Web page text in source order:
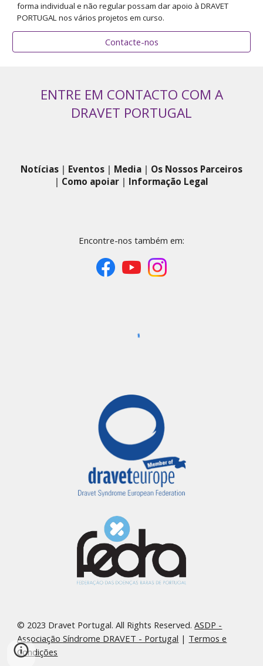
forma individual e não regular possam dar apoio à DRAVET
PORTUGAL nos vários projetos em curso.
Contacte-nos
ENTRE EM CONTACTO COM A
DRAVET PORTUGAL
Notícias | Eventos | Media | Os Nossos Parceiros
| Como apoiar | Informação Legal
Encontre-nos também em:
© 2023 Dravet Portugal. All Rights Reserved.ASDP -
Associação Síndrome DRAVET - Portugal | Termos e
Condições